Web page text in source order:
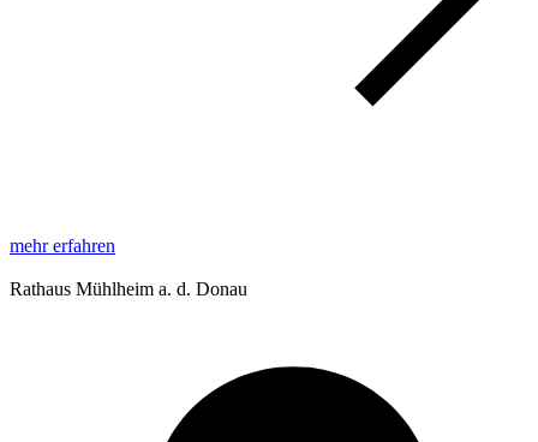
mehr erfahren
Rathaus Mühlheim a. d. Donau